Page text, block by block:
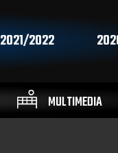
2021/2022
MULTIMEDIA